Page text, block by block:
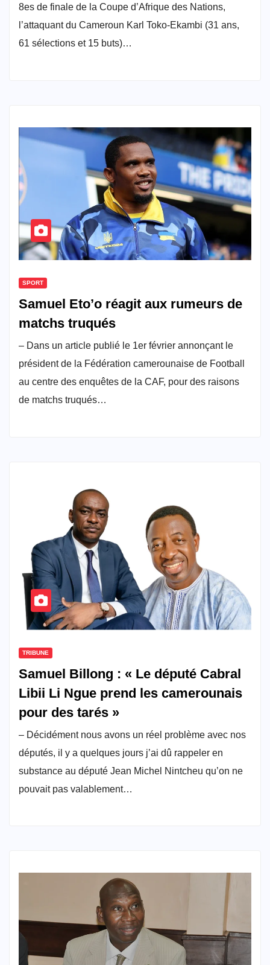
8es de finale de la Coupe d’Afrique des Nations,
l’attaquant du Cameroun Karl Toko-Ekambi (31 ans,
61 sélections et 15 buts)…
SPORT
Samuel Eto’o réagit aux rumeurs de
matchs truqués
– Dans un article publié le 1er février annonçant le
président de la Fédération camerounaise de Football
au centre des enquêtes de la CAF, pour des raisons
de matchs truqués…
TRIBUNE
Samuel Billong : « Le député Cabral
Libii Li Ngue prend les camerounais
pour des tarés »
– Décidément nous avons un réel problème avec nos
députés, il y a quelques jours j’ai dû rappeler en
substance au député Jean Michel Nintcheu qu’on ne
pouvait pas valablement…